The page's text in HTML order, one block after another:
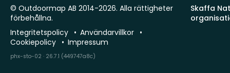
Skaffa
© Outdoormap AB 2014-2026. Alla rättigheter
förbehållna.
Integritetspolicy
Användarvillkor
Cookiepolicy
Impressum
phx-sto-02 · 26.7.1 (449747a8c)